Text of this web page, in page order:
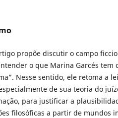
propõe discutir o campo
o que Marina Garcés tem
Nesse sentido, ele retoma a
de sua teoria do
para justificar a
filosóficas a partir de mundos